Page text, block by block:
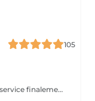
105
Prix peut varier de 22 à 26,5 dépendant du service finalement presté (Coupe Fins, Coupe Normale ou Coupe Nettoyage).